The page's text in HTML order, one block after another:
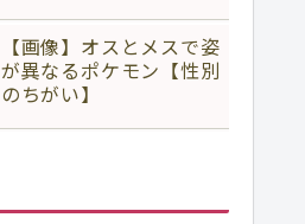
【画像】オスとメスで姿
が異なるポケモン【性別
のちがい】